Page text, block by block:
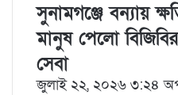
সুনামগঞ্জে বন্যায়
মানুষ পেলো
সেবা
জুলাই ২২, ২০২৬ ৩:২৪